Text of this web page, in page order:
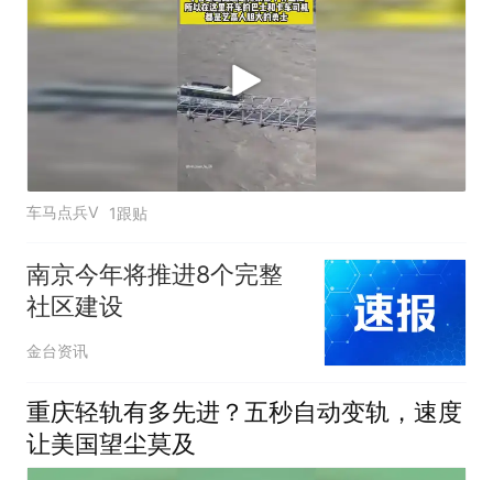
车马点兵V 1跟贴
南京今年将推进8个完整
社区建设
金台资讯
重庆轻轨有多先进？五秒自动变轨，速度
让美国望尘莫及